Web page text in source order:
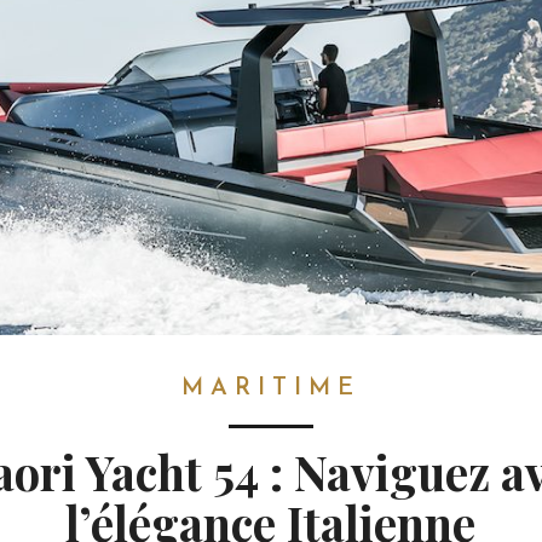
MARITIME
Yacht 54 : Naviguez
l’élégance Italienne